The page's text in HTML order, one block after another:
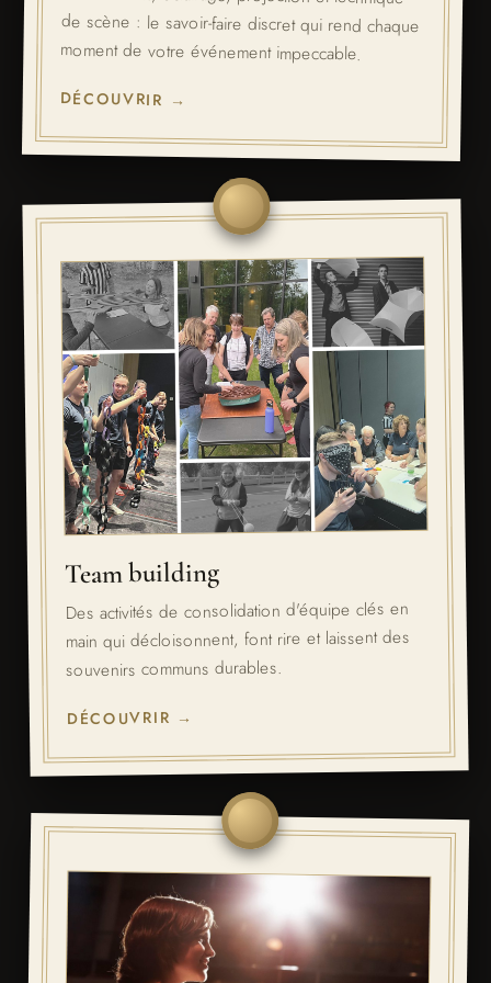
moment de votre événement impeccable.
DÉCOUVRIR →
Team building
Des activités de consolidation d'équipe clés en
main qui décloisonnent, font rire et laissent des
souvenirs communs durables.
DÉCOUVRIR →